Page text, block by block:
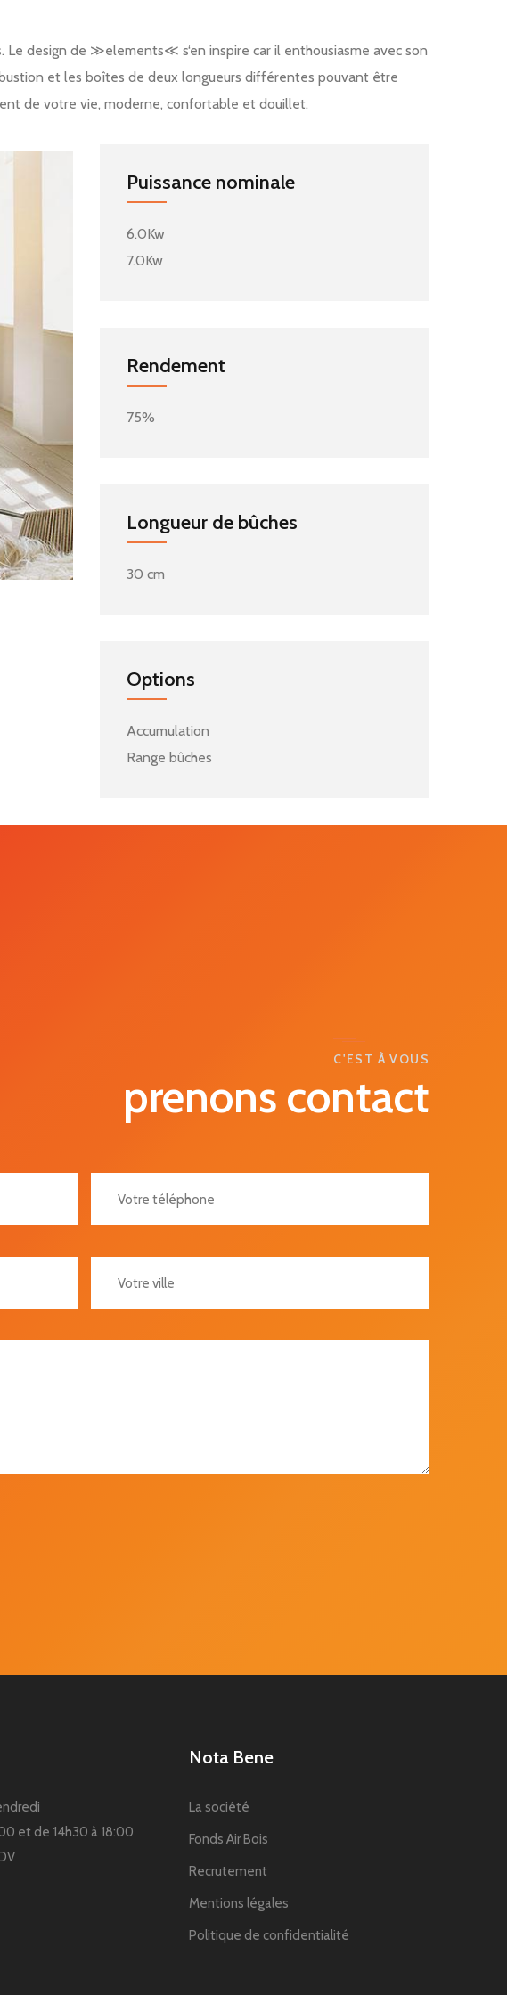
design de ≫elements≪ s‘en inspire car il enthousiasme avec son
et les boîtes de deux longueurs différentes pouvant être
de votre vie, moderne, confortable et douillet.
Puissance nominale
6.0Kw
7.0Kw
Rendement
75%
Longueur de bûches
30 cm
Options
Accumulation
Range bûches
C'EST À VOUS
prenons contact
et de 14h30 à 18:00
Nota Bene
La société
Fonds Air Bois
Recrutement
Mentions légales
Politique de confidentialité